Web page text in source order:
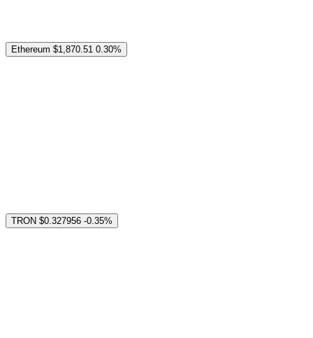
Ethereum $1,870.51 0.30%
TRON $0.327956 -0.35%